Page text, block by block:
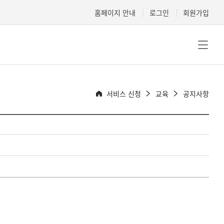
홈페이지 안내 로그인 회원가입
서비스 신청 교육 공지사항